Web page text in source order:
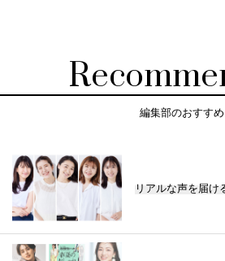
編集部のおすすめ
リアルな声を届け